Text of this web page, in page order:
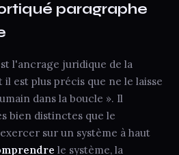
paragraphe
l'ancrage juridique de la
est plus précis que ne le laisse
dans la boucle ». Il
bien distinctes que le
sur un système à haut
le système, la